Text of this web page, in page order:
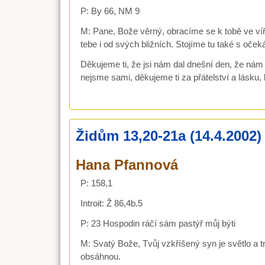
P: By 66, NM 9
M: Pane, Bože věrný, obracíme se k tobě ve
tebe i od svých bližních. Stojíme tu také s
Děkujeme ti, že jsi nám dal dnešní den, že
nejsme sami, děkujeme ti za přátelství a lásku,
Židům 13,20-21a (14.4.2002)
Hana Pfannová
P: 158,1
Introit: Ž 86,4b.5
P: 23 Hospodin ráčí sám pastýř můj býti
M: Svatý Bože, Tvůj vzkříšený syn je světlo a
obsáhnou.